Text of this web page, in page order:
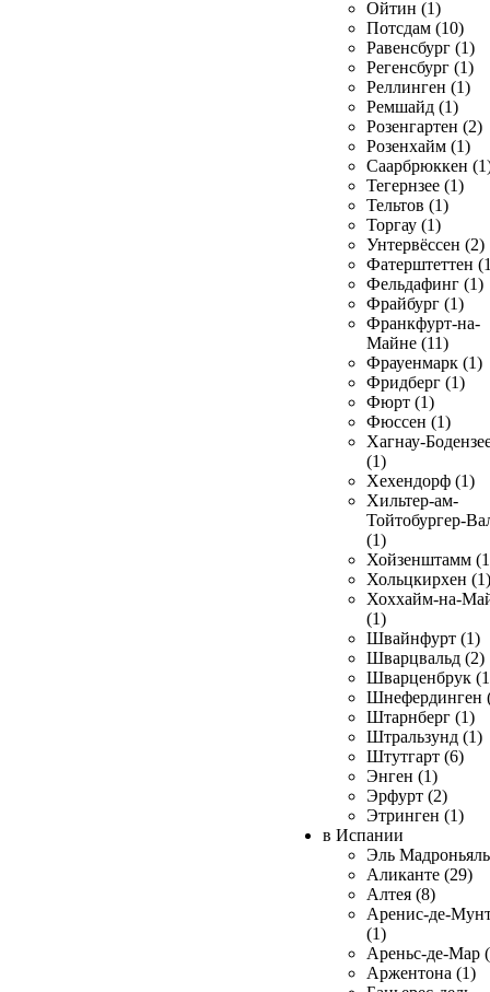
Ойтин (1)
Потсдам (10)
Равенсбург (1)
Регенсбург (1)
Реллинген (1)
Ремшайд (1)
Розенгартен (2)
Розенхайм (1)
Саарбрюккен
Тегернзее (1)
Тельтов (1)
Торгау (1)
Унтервёссен (2)
Фатерштеттен
Фельдафинг (1)
Фрайбург (1)
Франкфурт-на-
Майне (11)
Фрауенмарк (1)
Фридберг (1)
Фюрт (1)
Фюссен (1)
Хагнау-
(1)
Хехендорф (1)
Хильтер-ам-
Тойтобургер-
(1)
Хойзенштамм
Хольцкирхен (1)
Хоххайм-на-
(1)
Швайнфурт (1)
Шварцвальд (2)
Шварценбрук
Шнефердинген
Штарнберг (1)
Штральзунд (1)
Штутгарт (6)
Энген (1)
Эрфурт (2)
Этринген (1)
в Испании
Эль
Аликанте (29)
Алтея (8)
Аренис-де-
(1)
Ареньс-де-Мар
Аржентона (1)